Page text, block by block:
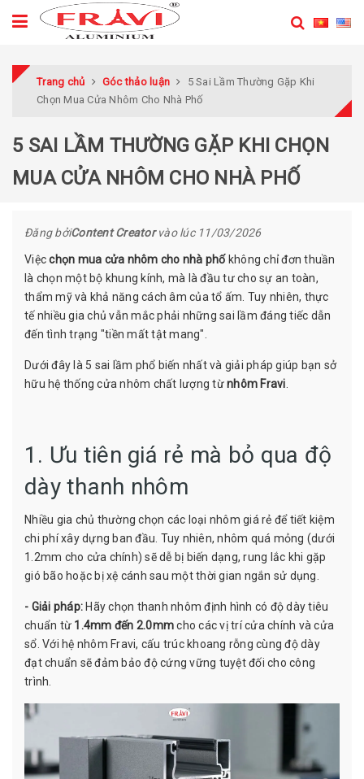
Trang chủ Góc thảo luận
5 Sai Lầm Thường Gặp Khi
Chọn Mua Cửa Nhôm Cho Nhà Phố
5 SAI LẦM THƯỜNG GẶP KHI CHỌN
MUA CỬA NHÔM CHO NHÀ PHỐ
Đăng bởiContent Creator vào lúc11/03/2026
Việcchọn mua cửa nhôm cho nhà phố không chỉ đơn thuần
là chọn một bộ khung kính, mà là đầu tư cho sự an toàn,
thẩm mỹ và khả năng cách âm của tổ ấm. Tuy nhiên, thực
tế nhiều gia chủ vẫn mắc phải những sai lầm đáng tiếc dẫn
đến tình trạng "tiền mất tật mang".
Dưới đây là 5 sai lầm phổ biến nhất và giải pháp giúp bạn sở
hữu hệ thống cửa nhôm chất lượng từnhôm Fravi
1. Ưu tiên giá rẻ mà bỏ qua độ
dày thanh nhôm
Nhiều gia chủ thường chọn các loại nhôm giá rẻ để tiết kiệm
chi phí xây dựng ban đầu. Tuy nhiên, nhôm quá mỏng (dưới
1.2mm cho cửa chính) sẽ dễ bị biến dạng, rung lắc khi gặp
gió bão hoặc bị xệ cánh sau một thời gian ngắn sử dụng.
- Giải pháp: Hãy chọn thanh nhôm định hình có độ dày tiêu
chuẩn từ 1.4mm đến 2.0mmcho các vị trí cửa chính và cửa
sổ. Với hệ nhôm Fravi, cấu trúc khoang rỗng cùng độ dày
đạt chuẩn sẽ đảm bảo độ cứng vững tuyệt đối cho công
trình.